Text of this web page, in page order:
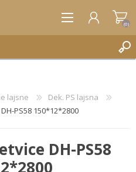
(0)
lajsne
Dek. PS lajsna
PS58 150*12*2800
DH-PS58